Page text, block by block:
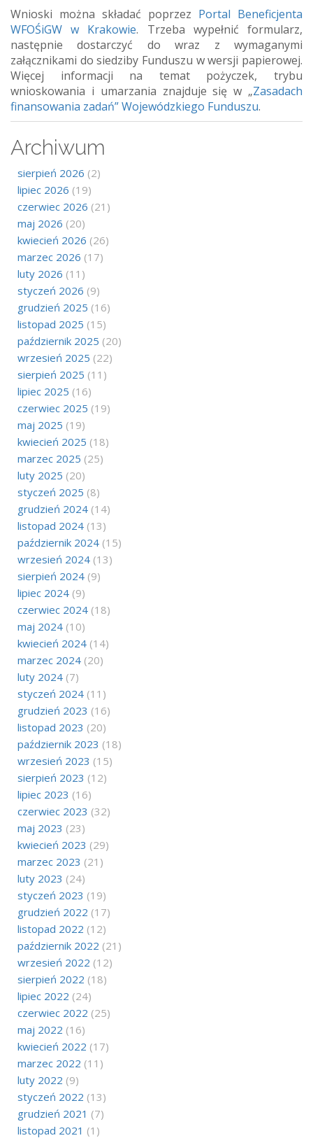
Wnioski można składać poprzez Portal Beneficjenta
WFOŚiGW w Krakowie. Trzeba wypełnić formularz,
następnie dostarczyć do wraz z wymaganymi
załącznikami do siedziby Funduszu w wersji papierowej.
Więcej informacji na temat pożyczek, trybu
wnioskowania i umarzania znajduje się w „Zasadach
finansowania zadań” Wojewódzkiego Funduszu.
Archiwum
sierpień 2026 (2)
lipiec 2026 (19)
czerwiec 2026 (21)
maj 2026 (20)
kwiecień 2026 (26)
marzec 2026 (17)
luty 2026 (11)
styczeń 2026 (9)
grudzień 2025 (16)
listopad 2025 (15)
październik 2025 (20)
wrzesień 2025 (22)
sierpień 2025 (11)
lipiec 2025 (16)
czerwiec 2025 (19)
maj 2025 (19)
kwiecień 2025 (18)
marzec 2025 (25)
luty 2025 (20)
styczeń 2025 (8)
grudzień 2024 (14)
listopad 2024 (13)
październik 2024 (15)
wrzesień 2024 (13)
sierpień 2024 (9)
lipiec 2024 (9)
czerwiec 2024 (18)
maj 2024 (10)
kwiecień 2024 (14)
marzec 2024 (20)
luty 2024 (7)
styczeń 2024 (11)
grudzień 2023 (16)
listopad 2023 (20)
październik 2023 (18)
wrzesień 2023 (15)
sierpień 2023 (12)
lipiec 2023 (16)
czerwiec 2023 (32)
maj 2023 (23)
kwiecień 2023 (29)
marzec 2023 (21)
luty 2023 (24)
styczeń 2023 (19)
grudzień 2022 (17)
listopad 2022 (12)
październik 2022 (21)
wrzesień 2022 (12)
sierpień 2022 (18)
lipiec 2022 (24)
czerwiec 2022 (25)
maj 2022 (16)
kwiecień 2022 (17)
marzec 2022 (11)
luty 2022 (9)
styczeń 2022 (13)
grudzień 2021 (7)
listopad 2021 (1)